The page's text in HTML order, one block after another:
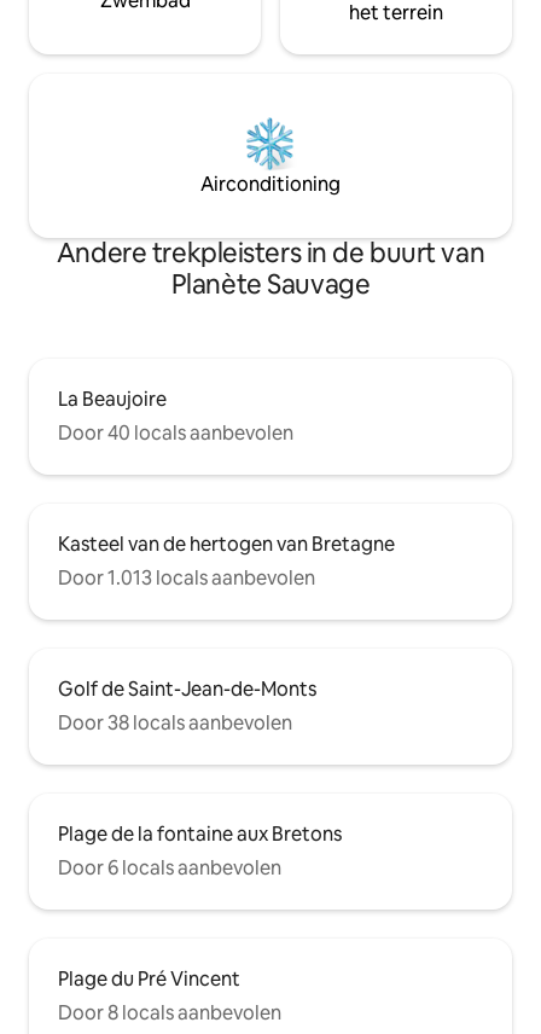
het terrein
Airconditioning
Andere trekpleisters in de buurt van
Planète Sauvage
La Beaujoire
Door 40 locals aanbevolen
Kasteel van de hertogen van Bretagne
Door 1.013 locals aanbevolen
Golf de Saint-Jean-de-Monts
Door 38 locals aanbevolen
Plage de la fontaine aux Bretons
Door 6 locals aanbevolen
Plage du Pré Vincent
Door 8 locals aanbevolen